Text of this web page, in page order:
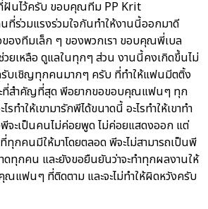
นไว้ครับ ขอบคุณทีม PP Krit
ร่วมแรงร่วมใจกันทำให้งานนี้ออกมาดี
องทีมเล็ก ๆ ของพวกเรา ขอบคุณพี่เบล
ยเหลือ ดูแลในทุกๆ ส่วน งานนี้คงเกิดขึ้นไม่
บเชิญทุกคนมากๆ ครับ ที่ทำให้แฟนมีตติ้ง
สำคัญที่สุด พีอยากขอขอบคุณแฟนๆ ทุก
ทำให้เขามารักพีได้ขนาดนี้ อะไรทำให้เขาทำ
จะเป็นคนไม่ค่อยพูด ไม่ค่อยแสดงออก แต่
ทุกคนมีให้มาโดยตลอด พีจะไม่สามารถเป็นพี
ดทุกคน และยังขอยืนยันว่าจะทำทุกผลงานให้
แฟนๆ ที่ติดตาม และจะไม่ทำให้ผิดหวังครับ